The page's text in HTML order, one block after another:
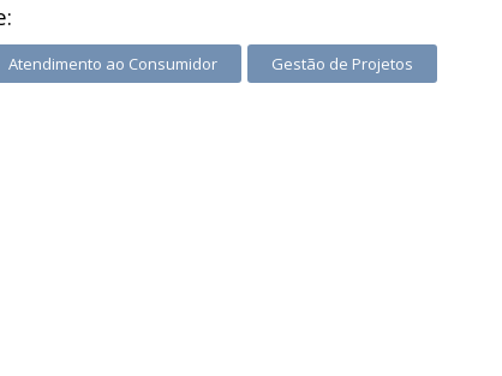
Atendimento ao Consumidor Gestão de Projetos